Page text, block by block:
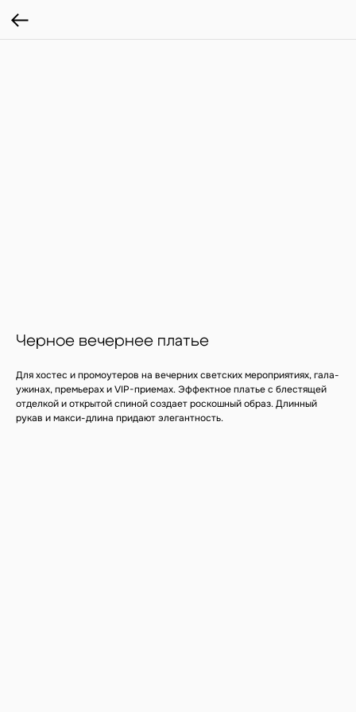
Черное вечернее платье
Для хостес и промоутеров на вечерних светских мероприятиях, гала-
ужинах, премьерах и VIP-приемах. Эффектное платье с блестящей
отделкой и открытой спиной создает роскошный образ. Длинный
рукав и макси-длина придают элегантность.